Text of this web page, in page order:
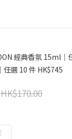
經典香氛 15ml｜
任選 10 件 HK$745
HK$170.00